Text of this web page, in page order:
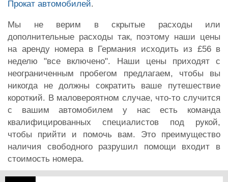
Прокат автомобилей.
Мы не верим в скрытые расходы или
дополнительные расходы так, поэтому наши цены
на аренду номера в Германия исходить из £56 в
неделю "все включено". Наши цены приходят с
неограниченным пробегом предлагаем, чтобы вы
никогда не должны сократить ваше путешествие
короткий. В маловероятном случае, что-то случится
с вашим автомобилем у нас есть команда
квалифицированных специалистов под рукой,
чтобы прийти и помочь вам. Это преимущество
наличия свободного разрушил помощи входит в
стоимость номера.